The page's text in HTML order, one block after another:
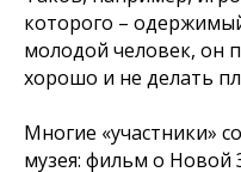
которого –
молодой человек, он
хорошо и не делать
Многие «участники»
музея: фильм о Новой